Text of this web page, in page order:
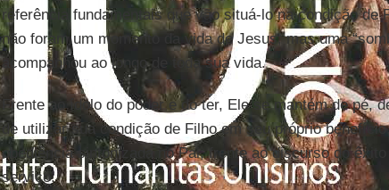
referência fundamentais que vão situá-lo na condição de
não foram um momento da vida de Jesus, mas uma
acompanhou ao longo de toda sua vida.
Frente ao ídolo do poder e do ter, Ele se mantém de pé,
de utilizar sua condição de Filho em seu próprio
obediência sintonizada no Pai; frente ao discurso do
serviço.